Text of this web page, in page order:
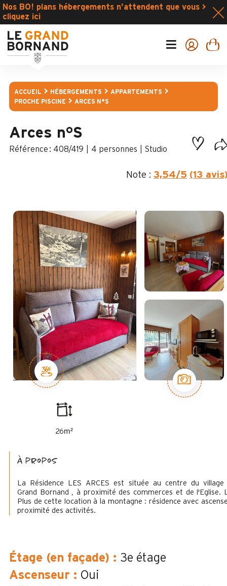
Nos BO! plans hébergements n'attendent que vous >
cliquez ici
ACCUEIL HÉBERGEMENTS
APPARTEMENTS
PROCHE PISCINE
ARCES N°S
Arces n°S
: 408/419 4 personnes Studio
Note : 3,54/5 (13
26m²
à propos
La Résidence LES ARCES est située au centre du village
Grand Bornand , à proximité des commerces et de l'Eglise.
Plus de cette location à la montagne : résidence avec
proximité des activités.
Étage (en façade) : 3e étage
Ascenseur : Oui